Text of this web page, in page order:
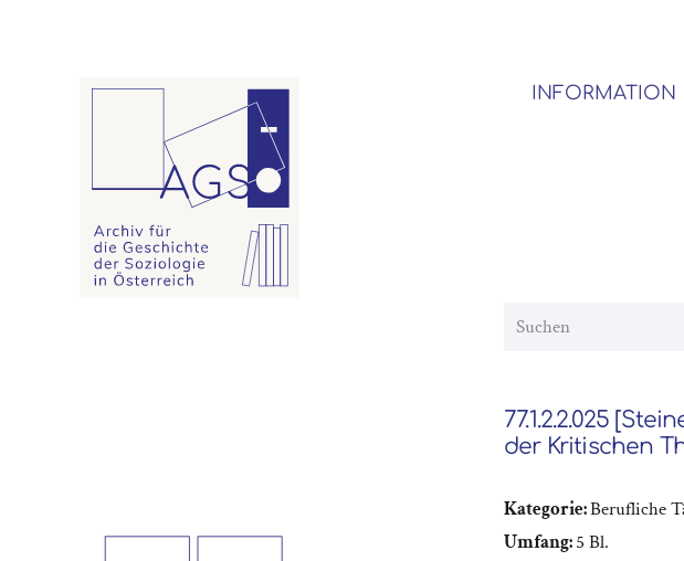
INFORMATION
77.1.2.2.025
der Kritischen
Kategorie:Berufliche
Umfang:5 Bl.